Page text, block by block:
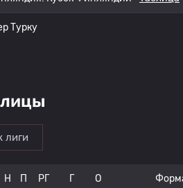
Турку
лиги
Н П РГ Г О